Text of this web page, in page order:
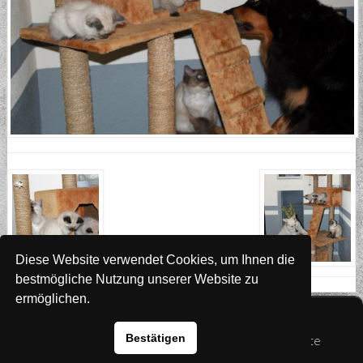
© 2026 Australian Shepherd - Hovawart - Zuchtstätte
Diese Website verwendet Cookies, um Ihnen die
bestmögliche Nutzung unserer Website zu
ermöglichen.
Bestätigen